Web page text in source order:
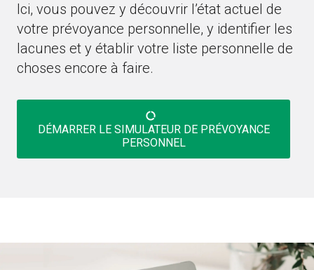
Ici, vous pouvez y découvrir l’état actuel de
votre prévoyance personnelle, y identifier les
lacunes et y établir votre liste personnelle de
choses encore à faire.
data_saver_off
DÉMARRER LE SIMULATEUR DE PRÉVOYANCE
PERSONNEL